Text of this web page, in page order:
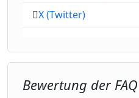
X (Twitter)
Bewertung der FAQ